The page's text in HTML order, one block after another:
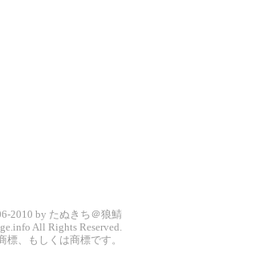
2010 by たぬきち＠狼鯖
All Rights Reserved.
、もしくは商標です。